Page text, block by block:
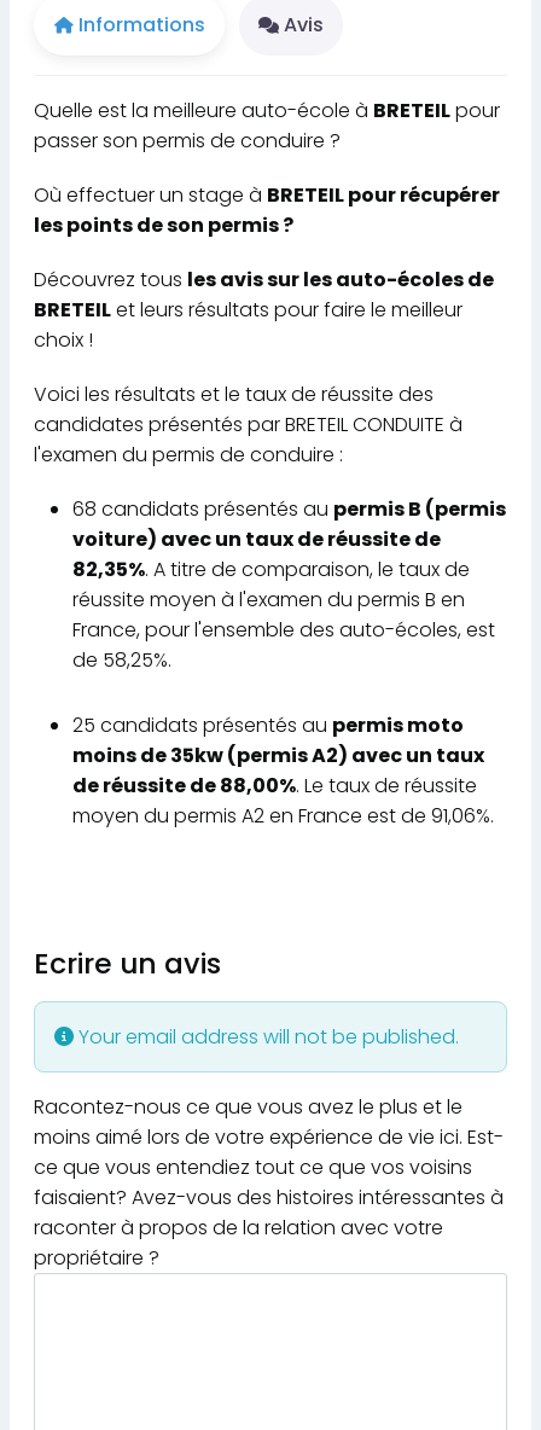
Informations Avis
Quelle est la meilleure auto-école à BRETEILpour
passer son permis de conduire ?
Où effectuer un stage à BRETEIL pour récupérer
les points de son permis ?
Découvrez tous les avis sur les auto-écoles de
BRETEILet leurs résultats pour faire le meilleur
choix !
Voici les résultats et le taux de réussite des
candidates présentés par BRETEIL CONDUITE à
l'examen du permis de conduire :
68 candidats présentés au permis B (permis
voiture) avec un taux de réussite de
82,35%. A titre de comparaison, le taux de
réussite moyen à l'examen du permis B en
France, pour l'ensemble des auto-écoles, est
de 58,25%.
25 candidats présentés au permis moto
moins de 35kw (permis A2) avec un taux
de réussite de 88,00%. Le taux de réussite
moyen du permis A2 en France est de 91,06%.
Ecrire un avis
Your email address will not be published.
Racontez-nous ce que vous avez le plus et le
moins aimé lors de votre expérience de vie ici. Est-
ce que vous entendiez tout ce que vos voisins
faisaient? Avez-vous des histoires intéressantes à
raconter à propos de la relation avec votre
propriétaire ?